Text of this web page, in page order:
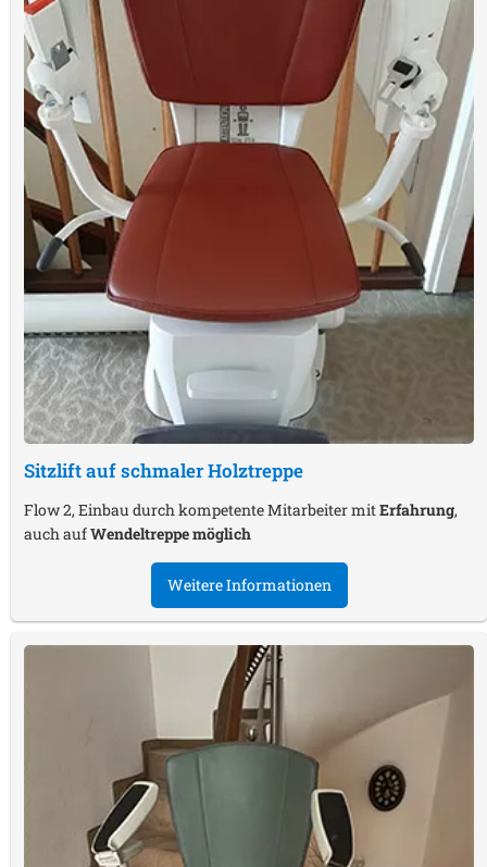
Sitzlift auf schmaler Holztreppe
Flow 2, Einbau durch kompetente Mitarbeiter mitErfahrung,
auch aufWendeltreppe möglich
Weitere Informationen